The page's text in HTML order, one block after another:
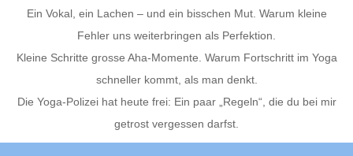
Ein Vokal, ein Lachen – und ein bisschen Mut. Warum kleine
Fehler uns weiterbringen als Perfektion.
Kleine Schritte grosse Aha-Momente. Warum Fortschritt im Yoga
schneller kommt, als man denkt.
Die Yoga-Polizei hat heute frei: Ein paar „Regeln“, die du bei mir
getrost vergessen darfst.